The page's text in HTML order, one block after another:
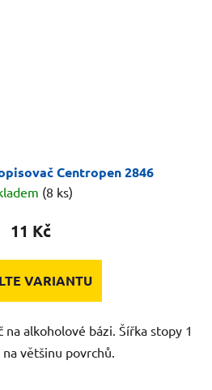
Centropen 2846
(8 ks)
11 Kč
VARIANTU
alkoholové bázi. Šířka stopy 1
na většinu povrchů.